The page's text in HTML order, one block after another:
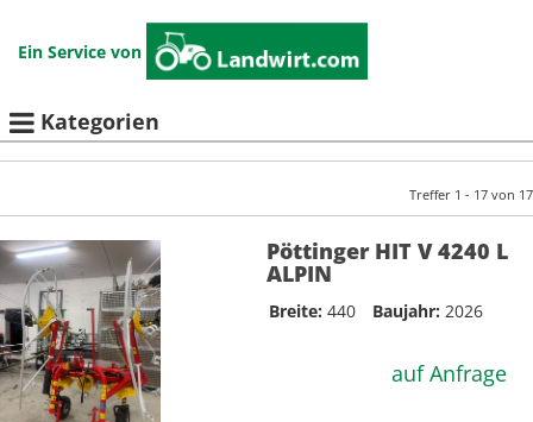
Ein Service von
Kategorien
Treffer 1 - 17 von 17
Pöttinger HIT V 4240 L
ALPIN
Breite: 440 Baujahr: 2026
auf Anfrage